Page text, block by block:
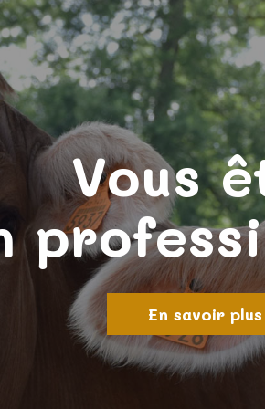
Vous
En savoir plus